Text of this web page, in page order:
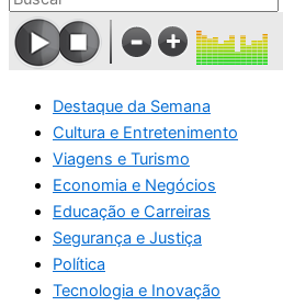
Destaque da Semana
Cultura e Entretenimento
Viagens e Turismo
Economia e Negócios
Educação e Carreiras
Segurança e Justiça
Política
Tecnologia e Inovação